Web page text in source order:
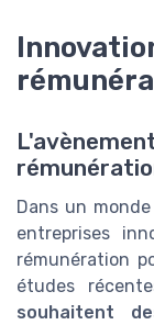
Dans un
entreprises
rémunération
études
souhaitent